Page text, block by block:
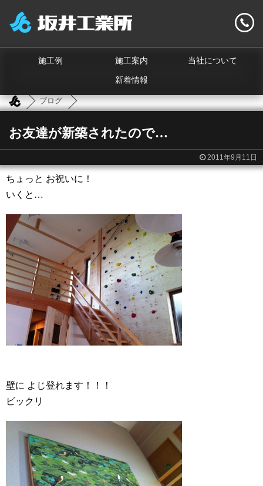
施工例 施工案内 当社について
新着情報
ブログ
お友達が新築されたので…
2011年9月11日
ちょっと お祝いに！
いくと…
壁に よじ登れます！！！
ビックリ